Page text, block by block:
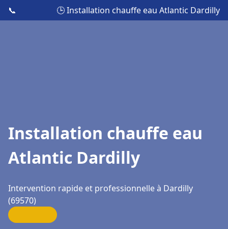
📞 🕒 Installation chauffe eau Atlantic Dardilly
Installation chauffe eau
Atlantic Dardilly
Intervention rapide et professionnelle à Dardilly
(69570)